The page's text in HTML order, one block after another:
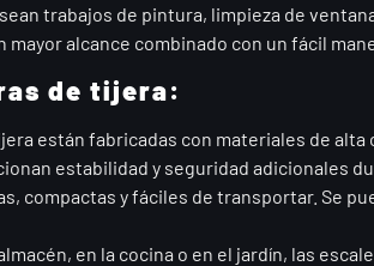
trabajos de pintura, limpieza de
alcance combinado con un fácil
de tijera:
están fabricadas con materiales de
estabilidad y seguridad adicionales
compactas y fáciles de transportar. Se
en la cocina o en el jardín, las